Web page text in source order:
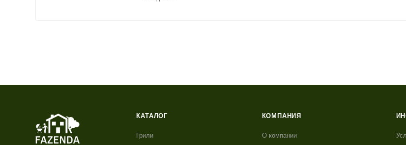
КАТАЛОГ
Грили
КОМПАНИЯ
О компании